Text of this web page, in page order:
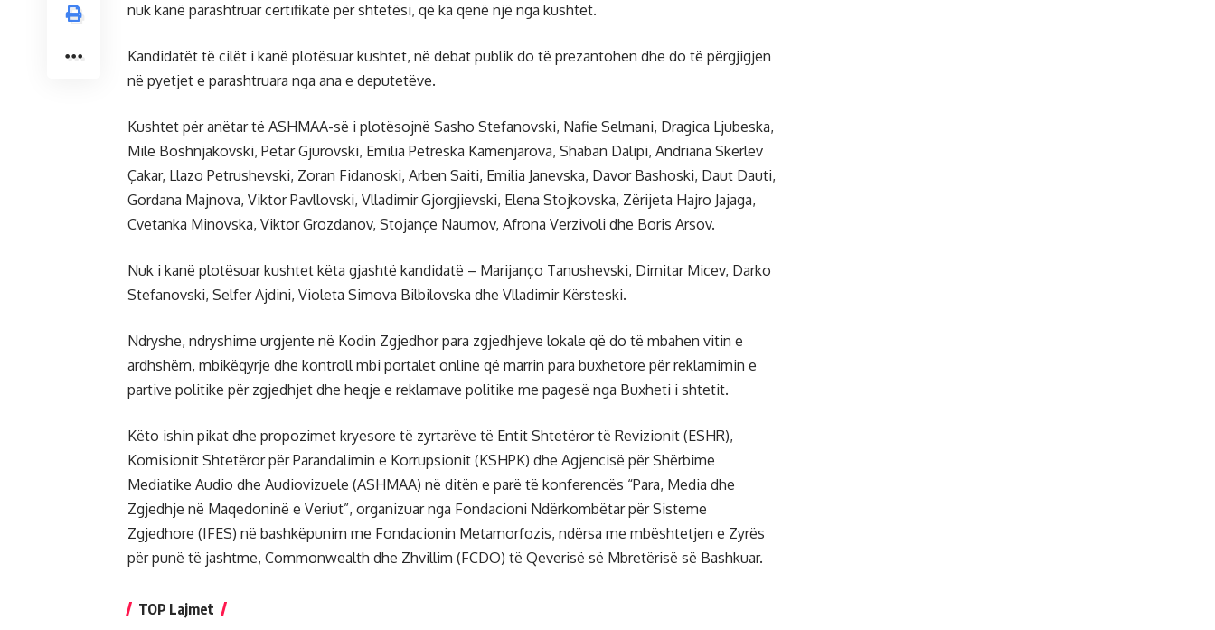
nuk kanë parashtruar certifikatë për shtetësi, që ka qenë një nga kushtet.
Kandidatët të cilët i kanë plotësuar kushtet, në debat publik do të prezantohen dhe do të përgjigjen
në pyetjet e parashtruara nga ana e deputetëve.
Kushtet për anëtar të ASHMAA-së i plotësojnë Sasho Stefanovski, Nafie Selmani, Dragica Ljubeska,
Mile Boshnjakovski, Petar Gjurovski, Emilia Petreska Kamenjarova, Shaban Dalipi, Andriana Skerlev
Çakar, Llazo Petrushevski, Zoran Fidanoski, Arben Saiti, Emilia Janevska, Davor Bashoski, Daut Dauti,
Gordana Majnova, Viktor Pavllovski, Vlladimir Gjorgjievski, Elena Stojkovska, Zërijeta Hajro Jajaga,
Cvetanka Minovska, Viktor Grozdanov, Stojançe Naumov, Afrona Verzivoli dhe Boris Arsov.
Nuk i kanë plotësuar kushtet këta gjashtë kandidatë – Marijanço Tanushevski, Dimitar Micev, Darko
Stefanovski, Selfer Ajdini, Violeta Simova Bilbilovska dhe Vlladimir Kërsteski.
Ndryshe, ndryshime urgjente në Kodin Zgjedhor para zgjedhjeve lokale që do të mbahen vitin e
ardhshëm, mbikëqyrje dhe kontroll mbi portalet online që marrin para buxhetore për reklamimin e
partive politike për zgjedhjet dhe heqje e reklamave politike me pagesë nga Buxheti i shtetit.
Këto ishin pikat dhe propozimet kryesore të zyrtarëve të Entit Shtetëror të Revizionit (ESHR),
Komisionit Shtetëror për Parandalimin e Korrupsionit (KSHPK) dhe Agjencisë për Shërbime
Mediatike Audio dhe Audiovizuele (ASHMAA) në ditën e parë të konferencës “Para, Media dhe
Zgjedhje në Maqedoninë e Veriut”, organizuar nga Fondacioni Ndërkombëtar për Sisteme
Zgjedhore (IFES) në bashkëpunim me Fondacionin Metamorfozis, ndërsa me mbështetjen e Zyrës
për punë të jashtme, Commonwealth dhe Zhvillim (FCDO) të Qeverisë së Mbretërisë së Bashkuar.
TOP Lajmet